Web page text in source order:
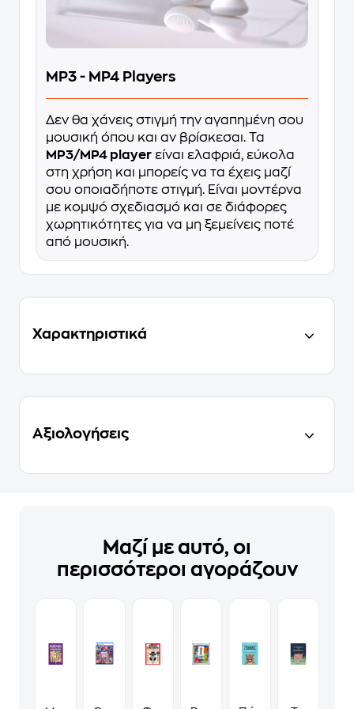
MP3 - MP4 Players
Δεν θα χάνεις στιγμή την αγαπημένη σου
μουσική όπου και αν βρίσκεσαι. Τα
MP3/MP4 player είναι ελαφριά, εύκολα
στη χρήση και μπορείς να τα έχεις μαζί
σου οποιαδήποτε στιγμή. Είναι μοντέρνα
με κομψό σχεδιασμό και σε διάφορες
χωρητικότητες για να μη ξεμείνεις ποτέ
από μουσική.
Χαρακτηριστικά
Αξιολογήσεις
Μαζί με αυτό, οι
περισσότεροι αγοράζουν